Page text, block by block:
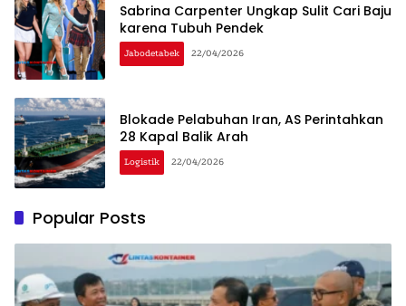
Sabrina Carpenter Ungkap Sulit Cari Baju
karena Tubuh Pendek
Jabodetabek 22/04/2026
Blokade Pelabuhan Iran, AS Perintahkan
28 Kapal Balik Arah
Logistik 22/04/2026
Popular Posts